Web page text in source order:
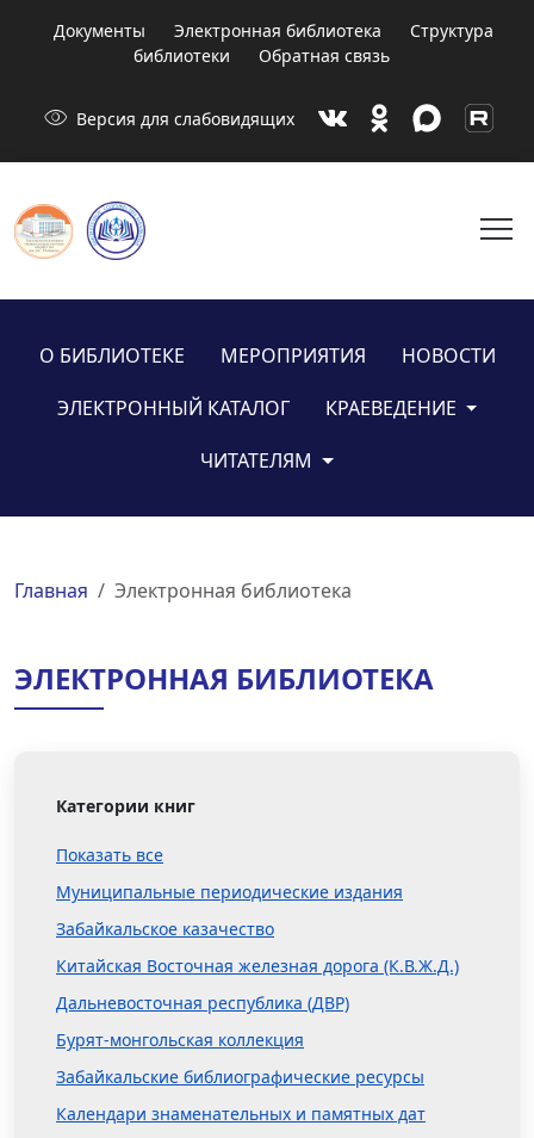
Документы Электронная библиотека
Структура
библиотеки
Обратная связь
visibility Версия для слабовидящих
menu
О БИБЛИОТЕКЕ МЕРОПРИЯТИЯ
НОВОСТИ
ЭЛЕКТРОННЫЙ КАТАЛОГ
КРАЕВЕДЕНИЕ
ЧИТАТЕЛЯМ
Главная Электронная библиотека
ЭЛЕКТРОННАЯ БИБЛИОТЕКА
Категории книг
Показать все
Муниципальные периодические издания
Забайкальское казачество
Китайская Восточная железная дорога (К.В.Ж.Д.)
Дальневосточная республика (ДВР)
Бурят-монгольская коллекция
Забайкальские библиографические ресурсы
Календари знаменательных и памятных дат